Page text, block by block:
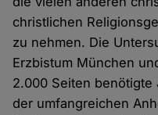
christlichen
zu nehmen. Die
Erzbistum München
2.000 Seiten benötigte
der umfangreichen